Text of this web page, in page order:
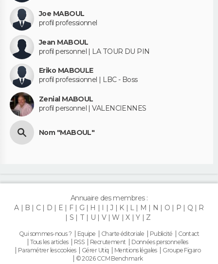
Joe MABOUL
profil professionnel
Jean MABOUL
profil personnel | LA TOUR DU PIN
Eriko MABOULE
profil professionnel | LBC - Boss
Zenial MABOUL
profil personnel | VALENCIENNES
Nom "MABOUL"
Annuaire des membres :
A
B C D E F G H J K L M N O P Q
R
S
T U V W X Y Z
Qui sommes-nous ? Equipe Charte éditoriale Publicité
Contact
Tous les articles
RSS Recrutement
Données personnelles
Paramétrer les cookies
Gérer Utiq Mentions légales
Groupe Figaro
© 2026 CCM Benchmark